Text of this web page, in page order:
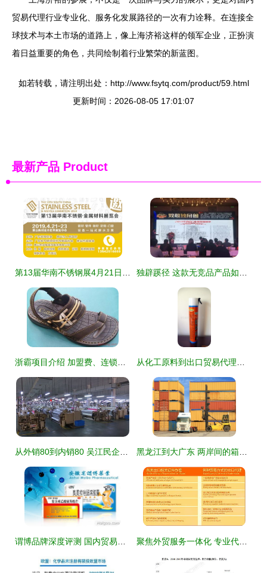
贸易代理行业专业化、服务化发展路径的一次有力诠释。在连接全
球技术与本土市场的道路上，像上海济裕这样的领军企业，正扮演
着日益重要的角色，共同绘制着行业繁荣的新蓝图。
如若转载，请注明出处：http://www.fsytq.com/product/59.html
更新时间：2026-08-05 17:01:07
最新产品 Product